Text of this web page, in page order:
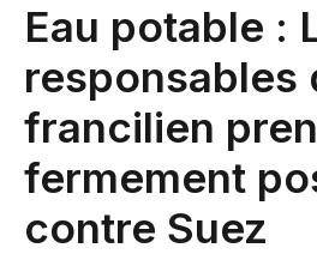
Eau potable :
responsables
francilien
fermement
contre Suez